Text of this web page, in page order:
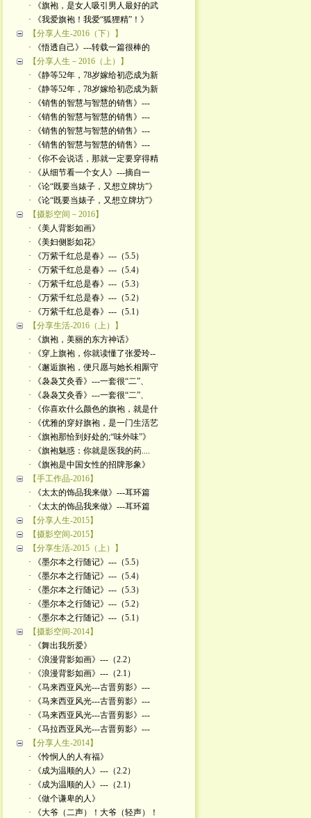
· 《旗袍，是女人吸引男人最好的武
· 《我爱旗袍！我爱“狐狸精”！》
【分享人生-2016（下）】
· 《悟透自己》---转载一篇很棒的
【分享人生－2016（上）】
· 《静等52年，78岁嫁给初恋成为新
· 《静等52年，78岁嫁给初恋成为新
· 《销售的智慧与智慧的销售》---
· 《销售的智慧与智慧的销售》---
· 《销售的智慧与智慧的销售》---
· 《销售的智慧与智慧的销售》---
· 《你不会说话，那就一定要穿得精
· 《从细节看一个女人》---摘自一
· 《论“既要当婊子，又想立牌坊”》
· 《论“既要当婊子，又想立牌坊”》
【摄影空间－2016】
· 《美人背影如画》
· 《美妇侧影如花》
· 《万紫千红总是春》---（5.5）
· 《万紫千红总是春》---（5.4）
· 《万紫千红总是春》---（5.3）
· 《万紫千红总是春》---（5.2）
· 《万紫千红总是春》---（5.1）
【分享生活-2016（上）】
· 《旗袍，美丽的东方神话》
· 《穿上旗袍，你就读懂了张爱玲--
· 《邂逅旗袍，便只愿与她长相厮守
· 《袅袅艾灸香》---一套很“二”、
· 《袅袅艾灸香》---一套很“二”、
· 《你喜欢什么颜色的旗袍，就是什
· 《优雅的穿好旗袍，是一门生活艺
· 《旗袍那恰到好处的;“味外味”》
· 《旗袍魅惑：你就是医我的药....
· 《旗袍是中国女性的招牌形象》
【手工作品-2016】
· 《太太的饰品我来做》---耳环篇
· 《太太的饰品我来做》---耳环篇
【分享人生-2015】
【摄影空间-2015】
【分享生活-2015（上）】
· 《墨尔本之行随记》---（5.5）
· 《墨尔本之行随记》---（5.4）
· 《墨尔本之行随记》---（5.3）
· 《墨尔本之行随记》---（5.2）
· 《墨尔本之行随记》---（5.1）
【摄影空间-2014】
· 《舞出我所爱》
· 《浪漫背影如画》---（2.2）
· 《浪漫背影如画》---（2.1）
· 《马来西亚风光---古晋剪影》---
· 《马来西亚风光---古晋剪影》---
· 《马来西亚风光---古晋剪影》---
· 《马拉西亚风光---古晋剪影》---
【分享人生-2014】
· 《怜悯人的人有福》
· 《成为温顺的人》---（2.2）
· 《成为温顺的人》---（2.1）
· 《做个谦卑的人》
· 《大爷（二声）！大爷（轻声）！